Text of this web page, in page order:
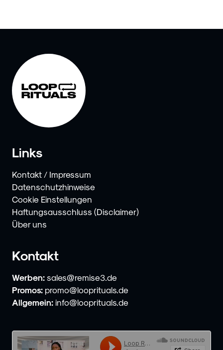
Links
Kontakt / Impressum
Datenschutzhinweise
Cookie Einstellungen
Haftungsausschluss (Disclaimer)
Über uns
Kontakt
Werben: sales@remise3.de
Promos: promo@looprituals.de
Allgemein: info@looprituals.de